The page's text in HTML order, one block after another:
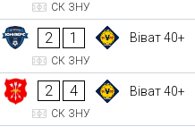
СК ЗНУ
2 1 Віват 40+
СК ЗНУ
2 4 Віват 40+
СК ЗНУ